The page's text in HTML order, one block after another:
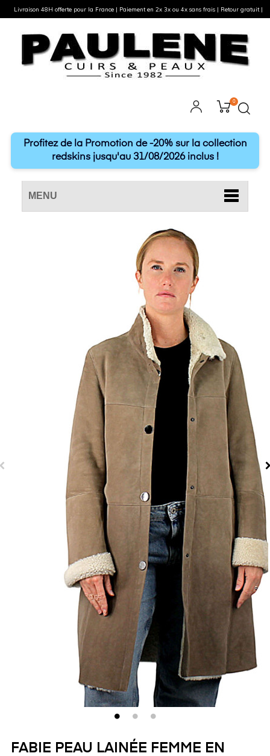
0
Profitez de la Promotion de -20% sur la collection
redskins jusqu'au 31/08/2026 inclus !
MENU
FABIE PEAU LAINÉE FEMME EN
Livraison 48H offerte pour la France | Paiement en 2x 3x ou 4x sans frais | Retour gratuit |